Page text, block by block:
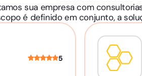
sua empresa com
é definido em conjunto, a
5